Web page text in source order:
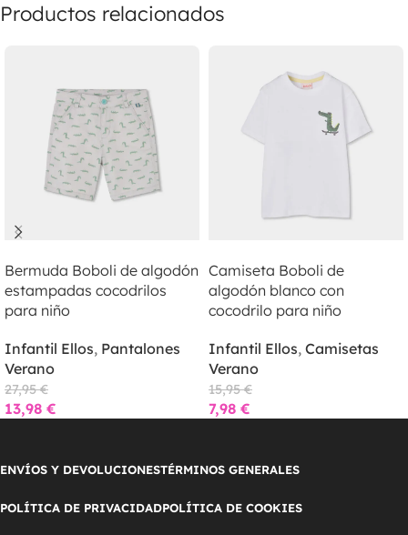
Productos relacionados
Bermuda Boboli de algodón
estampadas cocodrilos
para niño
Infantil Ellos, Pantalones
Verano
27,95€
13,98 €
Camiseta Boboli de
algodón blanco con
cocodrilo para niño
Infantil Ellos, Camisetas
Verano
15,95€
7,98 €
ENVÍOS Y DEVOLUCIONESTÉRMINOS GENERALES
POLÍTICA DE PRIVACIDADPOLÍTICA DE COOKIES